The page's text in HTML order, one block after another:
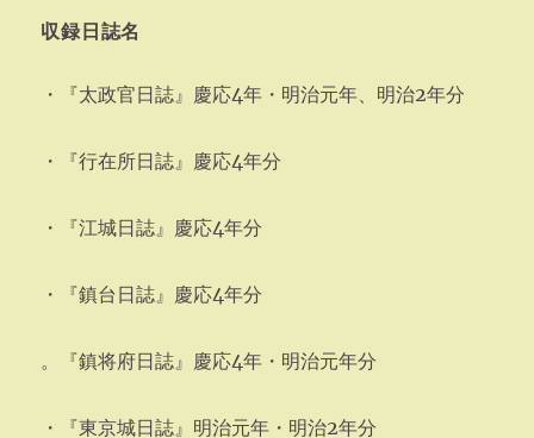
収録日誌名
・『太政官日誌』慶応4年・明治元年、明治2年分
・『行在所日誌』慶応4年分
・『江城日誌』慶応4年分
・『鎮台日誌』慶応4年分
。『鎮将府日誌』慶応4年・明治元年分
・『東京城日誌』明治元年・明治2年分